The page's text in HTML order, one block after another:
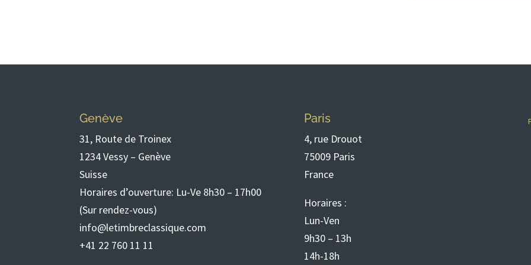
Genève
31, Route de Troinex
1234 Vessy – Genève
Suisse
Horaires d’ouverture: Lu-Ve 8h30 – 17h00
(Sur rendez-vous)
info@letimbreclassique.com
+41 22 760 11 11
Paris
4, rue Drouot
75009 Paris
France
Horaires :
Lun-Ven
9h30 – 13h
14h-18h